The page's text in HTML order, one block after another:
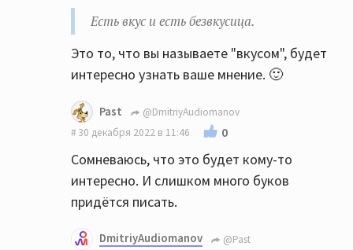
Есть вкус и есть безвкусица.
Это то, что вы называете "вкусом", будет
интересно узнать ваше мнение. 🙂
Past
@DmitriyAudiomanov
30 декабря 2022 в 11:46
0
Сомневаюсь, что это будет кому-то
интересно. И слишком много буков
придётся писать.
DmitriyAudiomanov
@Past